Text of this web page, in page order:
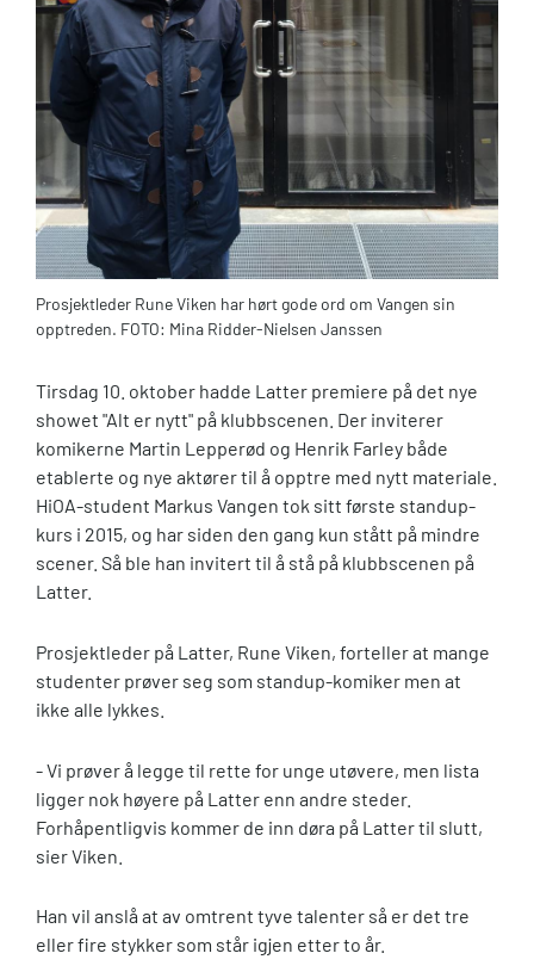
Prosjektleder Rune Viken har hørt gode ord om Vangen sin
opptreden. FOTO: Mina Ridder-Nielsen Janssen
Tirsdag 10. oktober hadde Latter premiere på det nye
showet "Alt er nytt" på klubbscenen. Der inviterer
komikerne Martin Lepperød og Henrik Farley både
etablerte og nye aktører til å opptre med nytt materiale.
HiOA-student Markus Vangen tok sitt første standup-
kurs i 2015, og har siden den gang kun stått på mindre
scener. Så ble han invitert til å stå på klubbscenen på
Latter.
Prosjektleder på Latter, Rune Viken, forteller at mange
studenter prøver seg som standup-komiker men at
ikke alle lykkes.
- Vi prøver å legge til rette for unge utøvere, men lista
ligger nok høyere på Latter enn andre steder.
Forhåpentligvis kommer de inn døra på Latter til slutt,
sier Viken.
Han vil anslå at av omtrent tyve talenter så er det tre
eller fire stykker som står igjen etter to år.